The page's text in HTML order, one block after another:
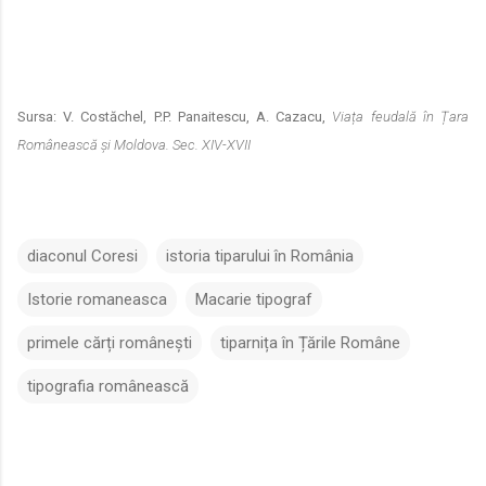
Sursa: V. Costăchel, P.P. Panaitescu, A. Cazacu, Viața feudală în Țara
Românească și Moldova. Sec. XIV-XVII
diaconul Coresi istoria tiparului în România
Istorie romaneasca Macarie tipograf
primele cărți românești tiparnița în Țările Române
tipografia românească